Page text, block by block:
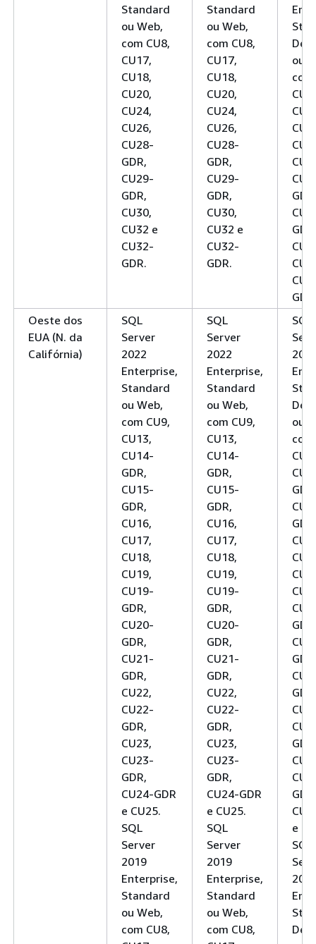
Standard
ou Web,
com CU8,
CU17,
CU18,
CU20,
CU24,
CU26,
CU28-
GDR,
CU29-
GDR,
CU30,
CU32 e
CU32-
GDR.
Standard
ou Web,
com CU8,
CU17,
CU18,
CU20,
CU24,
CU26,
CU28-
GDR,
CU29-
GDR,
CU30,
CU32 e
CU32-
GDR.
ou
com
Oeste dos
EUA (N. da
Califórnia)
SQL
Server
2022
Enterprise,
Standard
ou Web,
com CU9,
CU13,
CU14-
GDR,
CU15-
GDR,
CU16,
CU17,
CU18,
CU19,
CU19-
GDR,
CU20-
GDR,
CU21-
GDR,
CU22,
CU22-
GDR,
CU23,
CU23-
GDR,
CU24-GDR
e CU25.
SQL
Server
2019
Enterprise,
Standard
ou Web,
com CU8,
SQL
Server
2022
Enterprise,
Standard
ou Web,
com CU9,
CU13,
CU14-
GDR,
CU15-
GDR,
CU16,
CU17,
CU18,
CU19,
CU19-
GDR,
CU20-
GDR,
CU21-
GDR,
CU22,
CU22-
GDR,
CU23,
CU23-
GDR,
CU24-GDR
e CU25.
SQL
Server
2019
Enterprise,
Standard
ou Web,
com CU8,
SQL
ou
com
e
SQL